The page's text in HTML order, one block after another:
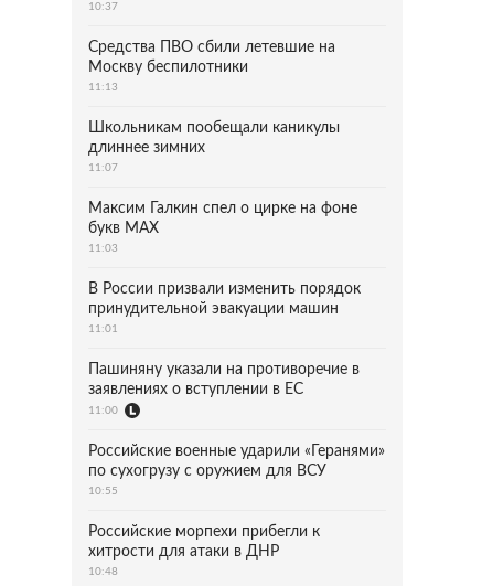
10:37
Средства ПВО сбили летевшие на
Москву беспилотники
11:13
Школьникам пообещали каникулы
длиннее зимних
11:07
Максим Галкин спел о цирке на фоне
букв MAX
11:03
В России призвали изменить порядок
принудительной эвакуации машин
11:01
Пашиняну указали на противоречие в
заявлениях о вступлении в ЕС
11:00
Российские военные ударили «Геранями»
по сухогрузу с оружием для ВСУ
10:55
Российские морпехи прибегли к
хитрости для атаки в ДНР
10:48